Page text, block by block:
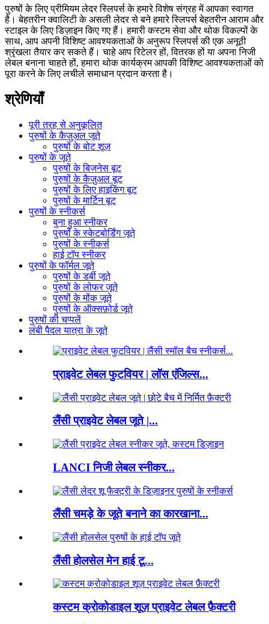
पुरुषों के लिए प्रीमियम लेदर स्लिपर्स के हमारे विशेष संग्रह में आपका स्वागत
है। बेहतरीन क्वालिटी के असली लेदर से बने हमारे स्लिपर्स बेहतरीन आराम और
स्टाइल के लिए डिज़ाइन किए गए हैं। हमारी कस्टम सेवा और थोक विकल्पों के
साथ, आप अपनी विशिष्ट आवश्यकताओं के अनुरूप स्लिपर्स की एक अनूठी
श्रृंखला तैयार कर सकते हैं। चाहे आप रिटेलर हों, वितरक हों या अपना निजी
लेबल बनाना चाहते हों, हमारा थोक कार्यक्रम आपकी विशिष्ट आवश्यकताओं को
पूरा करने के लिए लचीले समाधान प्रदान करता है।
श्रेणियाँ
पूरी तरह से अनुकूलित
पुरुषों के कैज़ुअल जूते
पुरुषों के बोट शूज़
पुरुषों के जूते
पुरुषों के बिजनेस बूट
पुरुषों के कैज़ुअल बूट
पुरुषों के लिए हाइकिंग बूट
पुरुषों के मार्टिन बूट
पुरुषों के स्नीकर्स
बुना हुआ स्नीकर
पुरुषों के स्केटबोर्डिंग जूते
पुरुषों के स्नीकर्स
हाई टॉप स्नीकर
पुरुषों के फॉर्मल जूते
पुरुषों के डर्बी जूते
पुरुषों के लोफर जूते
पुरुषों के मोंक जूते
पुरुषों के ऑक्सफ़ोर्ड जूते
पुरुषों की चप्पलें
लंबी पैदल यात्रा के जूते
प्राइवेट लेबल फुटवियर | लॉस एंजिल्स...
लैंसी प्राइवेट लेबल जूते |...
LANCI निजी लेबल स्नीकर...
लैंसी चमड़े के जूते बनाने का कारखाना...
लैंसी होलसेल मेन हाई टू...
कस्टम क्रोकोडाइल शूज़ प्राइवेट लेबल फ़ैक्टरी